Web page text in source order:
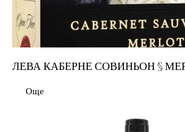
ЛЕВА КАБЕРНЕ СОВИНЬОН §
Още